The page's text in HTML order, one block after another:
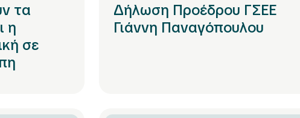
τα
η
σε
Δήλωση Προέδρου ΓΣΕΕ
Γιάννη Παναγόπουλου